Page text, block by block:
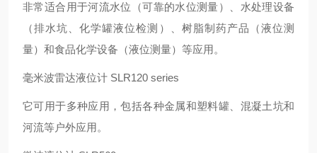
非常适合用于河流水位（可靠的水位测量）、水处理设备
（排水坑、化学罐液位检测）、树脂制药产品（液位测
量）和食品化学设备（液位测量）等应用。
毫米波雷达液位计 SLR120 series
它可用于多种应用，包括各种金属和塑料罐、混凝土坑和
河流等户外应用。